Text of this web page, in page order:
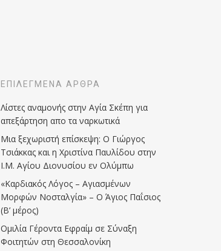
ΕΠΙΛΕΓΜΈΝΑ ΆΡΘΡΑ
Λίστες αναμονής στην Αγία Σκέπη για
απεξάρτηση απο τα ναρκωτικά
Μια ξεχωριστή επίσκεψη: Ο Γιώργος
Τσιάκκας και η Χριστίνα Παυλίδου στην
Ι.Μ. Αγίου Διονυσίου εν Ολύμπω
«Καρδιακός Λόγος – Αγιασμένων
Μορφών Νοσταλγία» – Ο Άγιος Παΐσιος
(Β’ μέρος)
Ομιλία Γέροντα Εφραίμ σε Σύναξη
Φοιτητών στη Θεσσαλονίκη